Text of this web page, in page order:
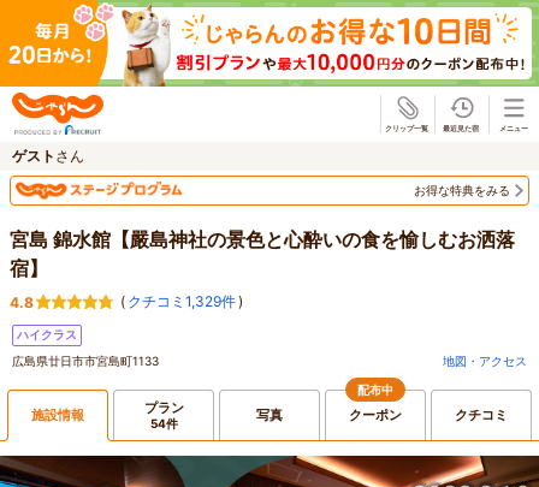
ゲスト さん
お得な特典をみる
宮島 錦水館【嚴島神社の景色と心酔いの食を愉しむお洒落
宿】
4.8 ( クチコミ1,329件)
ハイクラス
広島県廿日市市宮島町1133
地図・アクセス
施設情報 プラン
54件 写真
配布中
クーポン クチコミ